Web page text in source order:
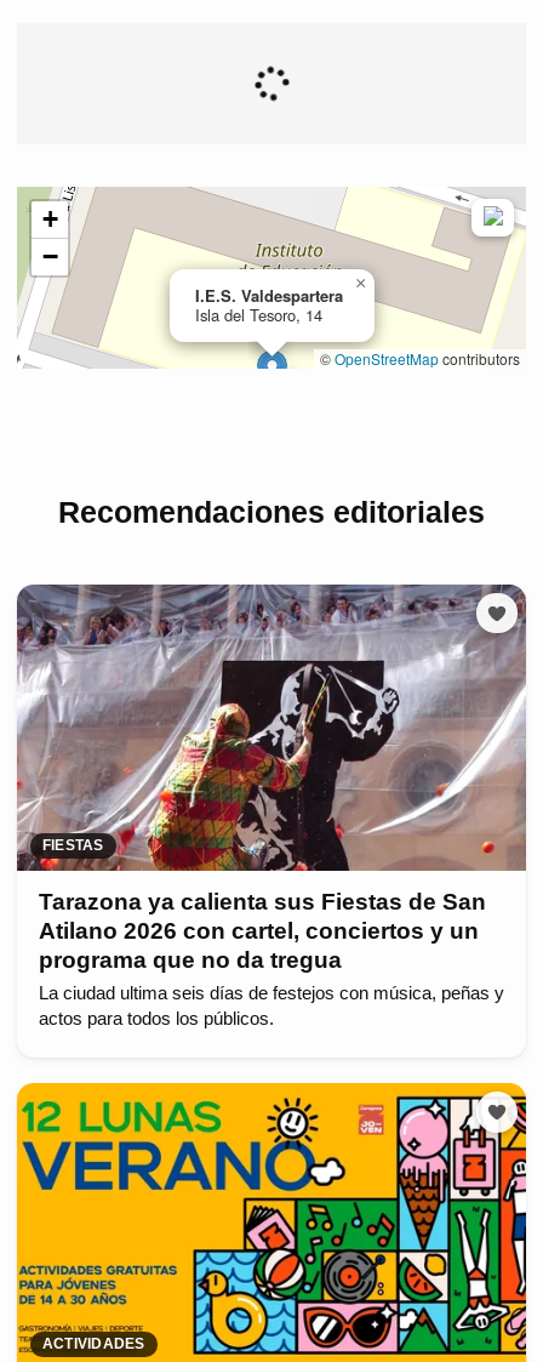
Recomendaciones editoriales
FIESTAS
Tarazona ya calienta sus Fiestas de San
Atilano 2026 con cartel, conciertos y un
programa que no da tregua
La ciudad ultima seis días de festejos con música, peñas y
actos para todos los públicos.
ACTIVIDADES